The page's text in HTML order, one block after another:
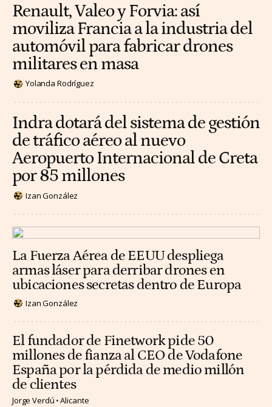
Renault, Valeo y Forvia: así
moviliza Francia a la industria del
automóvil para fabricar drones
militares en masa
Yolanda Rodríguez
Indra dotará del sistema de gestión
de tráfico aéreo al nuevo
Aeropuerto Internacional de Creta
por 85 millones
Izan González
La Fuerza Aérea de EEUU despliega
armas láser para derribar drones en
ubicaciones secretas dentro de Europa
Izan González
El fundador de Finetwork pide 50
millones de fianza al CEO de Vodafone
España por la pérdida de medio millón
de clientes
Jorge Verdú Alicante